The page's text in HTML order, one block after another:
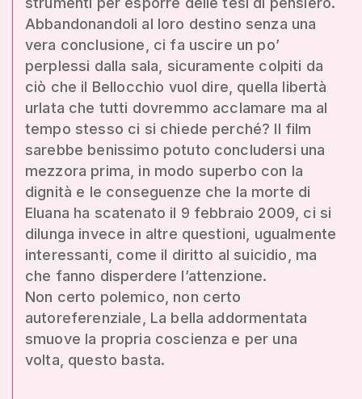
Abbandonandoli al loro destino senza una
vera conclusione, ci fa uscire un po’
perplessi dalla sala, sicuramente colpiti da
ciò che il Bellocchio vuol dire, quella libertà
urlata che tutti dovremmo acclamare ma al
tempo stesso ci si chiede perché? Il film
sarebbe benissimo potuto concludersi una
mezzora prima, in modo superbo con la
dignità e le conseguenze che la morte di
Eluana ha scatenato il 9 febbraio 2009, ci si
dilunga invece in altre questioni, ugualmente
interessanti, come il diritto al suicidio, ma
che fanno disperdere l’attenzione.
Non certo polemico, non certo
autoreferenziale, La bella addormentata
smuove la propria coscienza e per una
volta, questo basta.